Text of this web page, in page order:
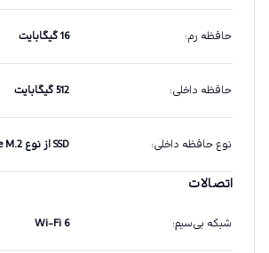
حافظه رم: 16 گیگابایت
حافظه داخلی: 512 گیگابایت
نوع حافظه داخلی: SSD از نوع PCIe 4.0 NVMe M.2
اتصالات
شبکه بی‌سیم:
Wi-Fi 6